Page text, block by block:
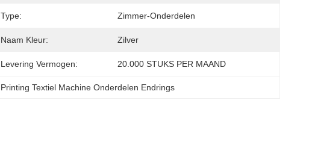
Type: Zimmer-Onderdelen
Naam Kleur: Zilver
Levering Vermogen: 20.000 STUKS PER MAAND
Printing Textiel Machine Onderdelen Endrings